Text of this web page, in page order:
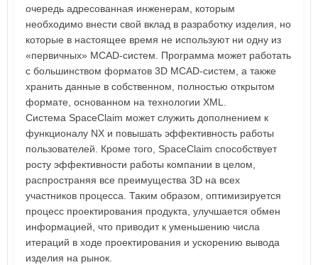
очередь адресованная инженерам, которым
необходимо внести свой вклад в разработку изделия, но
которые в настоящее время не используют ни одну из
«первичных» MCAD-систем. Программа может работать
с большинством форматов 3D MCAD-систем, а также
хранить данные в собственном, полностью открытом
формате, основанном на технологии XML.
Система SpaceClaim может служить дополнением к
функционалу NX и повышать эффективность работы
пользователей. Кроме того, SpaceClaim способствует
росту эффективности работы компании в целом,
распространяя все преимущества 3D на всех
участников процесса. Таким образом, оптимизируется
процесс проектирования продукта, улучшается обмен
информацией, что приводит к уменьшению числа
итераций в ходе проектирования и ускорению вывода
изделия на рынок.